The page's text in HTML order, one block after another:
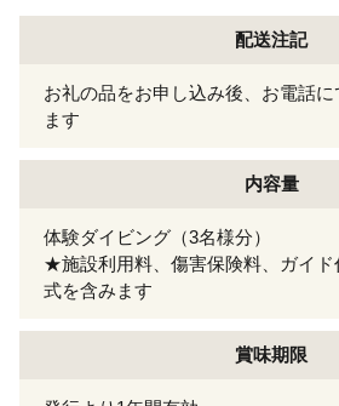
配送注記
お礼の品をお申し込み後、お電話
ます
内容量
体験ダイビング（3名様分）
★施設利用料、傷害保険料、ガイド
式を含みます
賞味期限